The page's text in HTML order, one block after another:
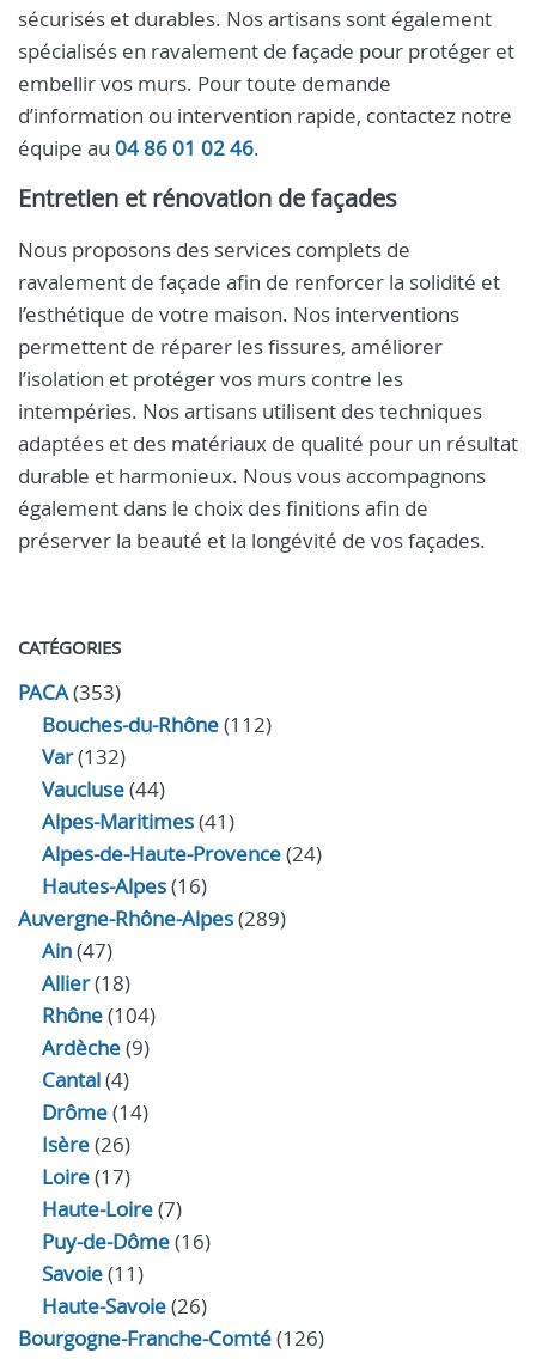
sécurisés et durables. Nos artisans sont également
spécialisés en ravalement de façade pour protéger et
embellir vos murs. Pour toute demande
d’information ou intervention rapide, contactez notre
équipe au 04 86 01 02 46.
Entretien et rénovation de façades
Nous proposons des services complets de
ravalement de façade afin de renforcer la solidité et
l’esthétique de votre maison. Nos interventions
permettent de réparer les fissures, améliorer
l’isolation et protéger vos murs contre les
intempéries. Nos artisans utilisent des techniques
adaptées et des matériaux de qualité pour un résultat
durable et harmonieux. Nous vous accompagnons
également dans le choix des finitions afin de
préserver la beauté et la longévité de vos façades.
CATÉGORIES
PACA(353)
Bouches-du-Rhône(112)
Var(132)
Vaucluse(44)
Alpes-Maritimes(41)
Alpes-de-Haute-Provence(24)
Hautes-Alpes(16)
Auvergne-Rhône-Alpes(289)
Ain(47)
Allier(18)
Rhône(104)
Ardèche(9)
Cantal(4)
Drôme(14)
Isère(26)
Loire(17)
Haute-Loire(7)
Puy-de-Dôme(16)
Savoie(11)
Haute-Savoie(26)
Bourgogne-Franche-Comté(126)